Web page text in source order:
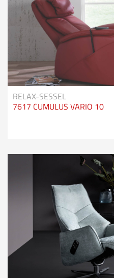
RELAX-SESSEL
7617 CUMULUS VARIO 10